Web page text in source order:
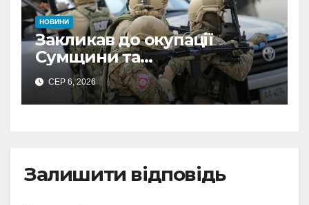
НОВИНИ
Закликав до окупації
Сумщини та
виправдовував обстріли:
СБУ викрила
прокремлівського агітатора
СЕР 6, 2026
Залишити відповідь